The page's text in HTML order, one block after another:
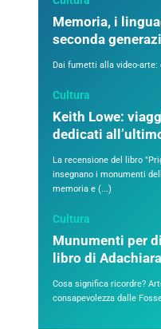
Memoria, i
seconda
Dai fumetti alla video-
Cultura
Keith Lowe:
dedicati
La recensione del libro
insegnano i monumenti
memoria e (...)
Cultura
Munumenti per
libro di
Cosa significa ricordre?
consapevolezza dalle